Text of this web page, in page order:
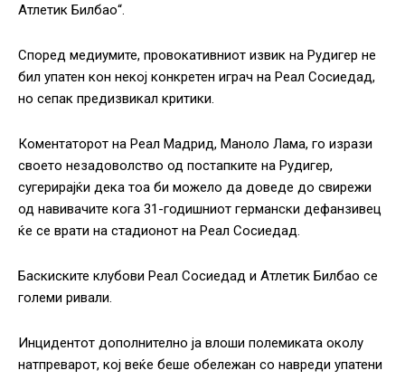
Атлетик Билбао“.
Според медиумите, провокативниот извик на Рудигер не
бил упатен кон некој конкретен играч на Реал Сосиедад,
но сепак предизвикал критики.
Коментаторот на Реал Мадрид, Маноло Лама, го изрази
своето незадоволство од постапките на Рудигер,
сугерирајќи дека тоа би можело да доведе до свирежи
од навивачите кога 31-годишниот германски дефанзивец
ќе се врати на стадионот на Реал Сосиедад.
Баскиските клубови Реал Сосиедад и Атлетик Билбао се
големи ривали.
Инцидентот дополнително ја влоши полемиката околу
натпреварот, кој веќе беше обележан со навреди упатени